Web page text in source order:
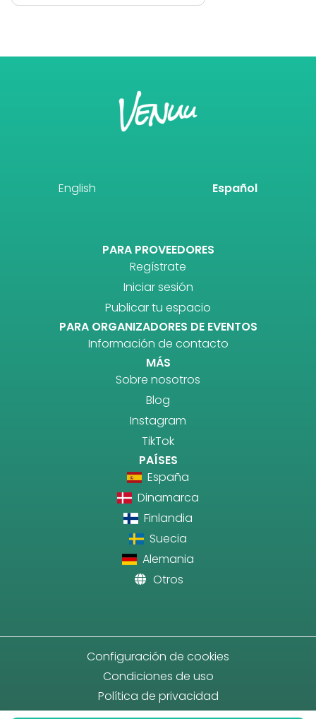
English Español
PARA PROVEEDORES
Regístrate
Iniciar sesión
Publicar tu espacio
PARA ORGANIZADORES DE EVENTOS
Información de contacto
MÁS
Sobre nosotros
Blog
Instagram
TikTok
PAÍSES
España
Dinamarca
Finlandia
Suecia
Alemania
Otros
Configuración de cookies
Condiciones de uso
Política de privacidad